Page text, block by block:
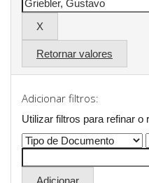
Retornar valores
Adicionar filtros:
Utilizar filtros para refinar o